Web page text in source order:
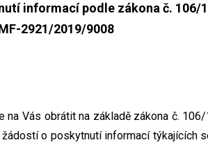
informací podle zákona č. 106/
2921/2019/9008
na Vás obrátit na základě zákona č.
o poskytnutí informací týkajících